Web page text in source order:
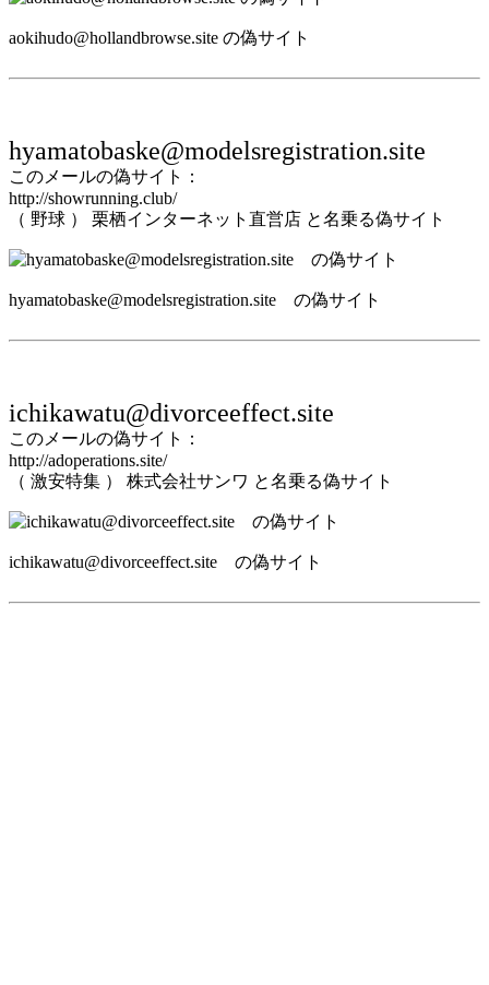
aokihudo@hollandbrowse.site の偽サイト
hyamatobaske@modelsregistration.site
このメールの偽サイト：
http://showrunning.club/
（ 野球 ） 栗栖インターネット直営店 と名乗る偽サイト
hyamatobaske@modelsregistration.site の偽サイト
ichikawatu@divorceeffect.site
このメールの偽サイト：
http://adoperations.site/
（ 激安特集 ） 株式会社サンワ と名乗る偽サイト
ichikawatu@divorceeffect.site の偽サイト